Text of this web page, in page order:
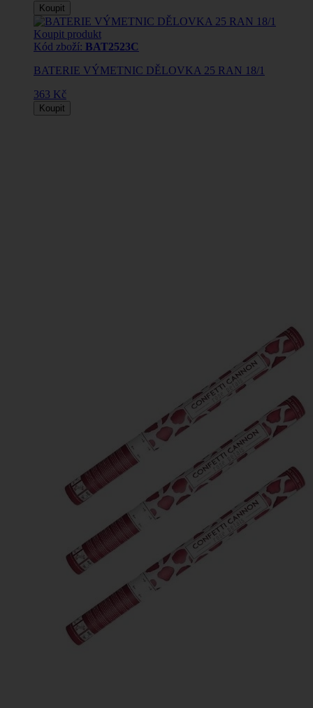
Koupit
Koupit produkt
Kód zboží: BAT2523C
BATERIE VÝMETNIC DĚLOVKA 25 RAN 18/1
363 Kč
Koupit